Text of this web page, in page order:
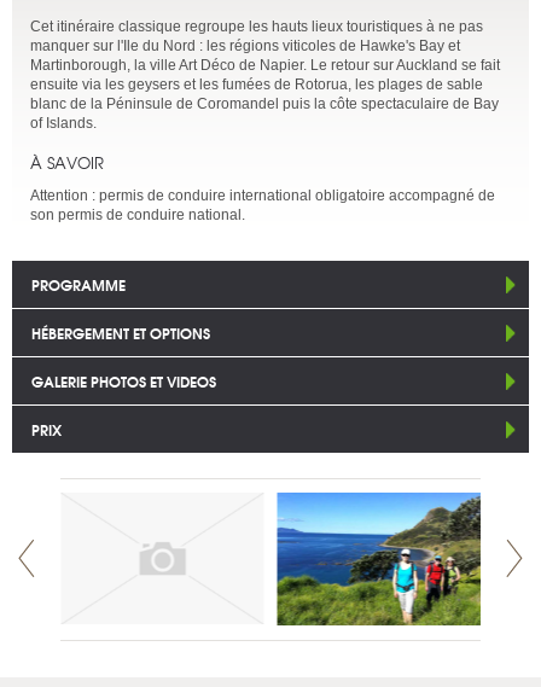
Cet itinéraire classique regroupe les hauts lieux touristiques à ne pas
manquer sur l'Ile du Nord : les régions viticoles de Hawke's Bay et
Martinborough, la ville Art Déco de Napier. Le retour sur Auckland se fait
ensuite via les geysers et les fumées de Rotorua, les plages de sable
blanc de la Péninsule de Coromandel puis la côte spectaculaire de Bay
of Islands.
À SAVOIR
Attention : permis de conduire international obligatoire accompagné de
son permis de conduire national.
PROGRAMME
HÉBERGEMENT ET OPTIONS
GALERIE PHOTOS ET VIDEOS
PRIX